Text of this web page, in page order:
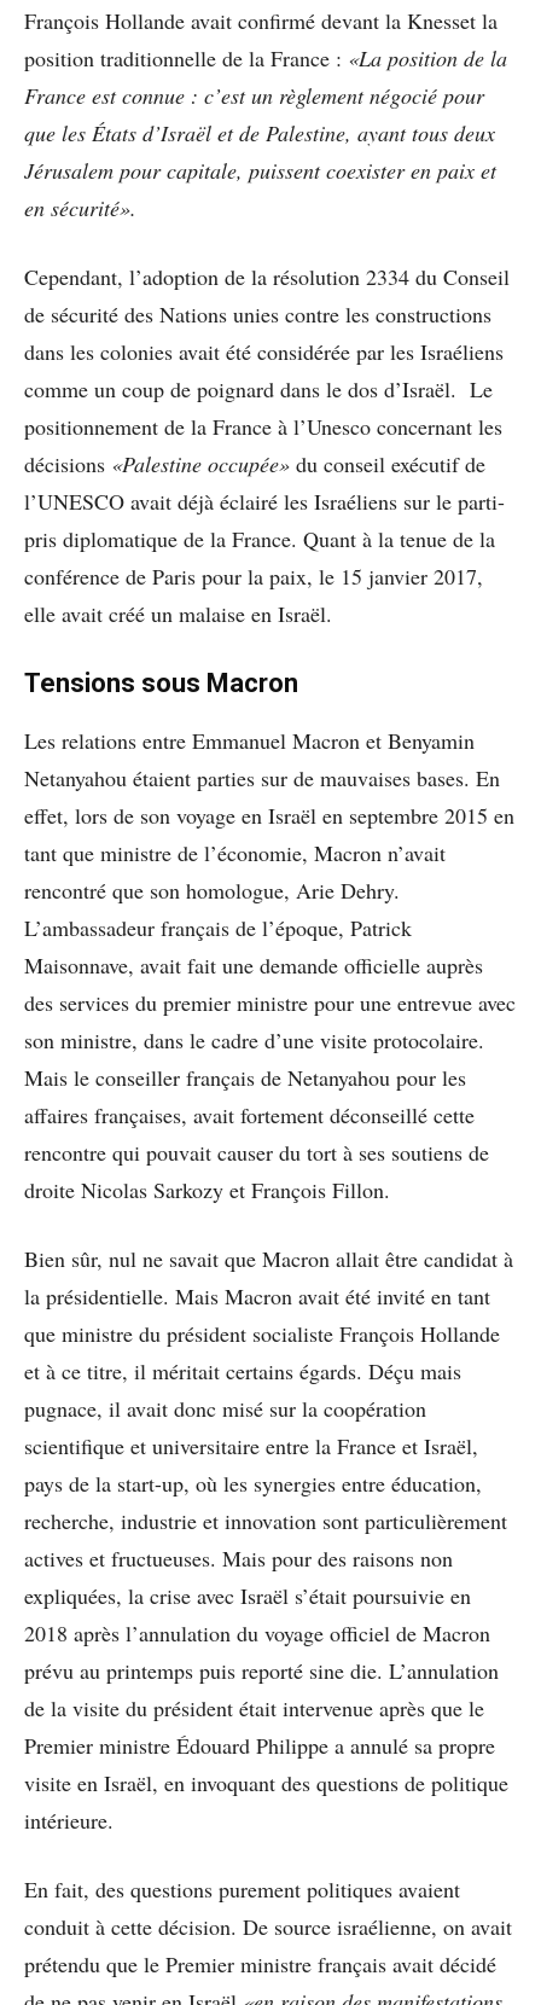
François Hollande avait confirmé devant la Knesset la
position traditionnelle de la France : «La position de la
France est connue : c’est un règlement négocié pour
que les États d’Israël et de Palestine, ayant tous deux
Jérusalem pour capitale, puissent coexister en paix et
en sécurité».
Cependant, l’adoption de la résolution 2334 du Conseil
de sécurité des Nations unies contre les constructions
dans les colonies avait été considérée par les Israéliens
comme un coup de poignard dans le dos d’Israël. Le
positionnement de la France à l’Unesco concernant les
décisions «Palestine occupée» du conseil exécutif de
l’UNESCO avait déjà éclairé les Israéliens sur le parti-
pris diplomatique de la France. Quant à la tenue de la
conférence de Paris pour la paix, le 15 janvier 2017,
elle avait créé un malaise en Israël.
Tensions sous Macron
Les relations entre Emmanuel Macron et Benyamin
Netanyahou étaient parties sur de mauvaises bases. En
effet, lors de son voyage en Israël en septembre 2015 en
tant que ministre de l’économie, Macron n’avait
rencontré que son homologue, Arie Dehry.
L’ambassadeur français de l’époque, Patrick
Maisonnave, avait fait une demande officielle auprès
des services du premier ministre pour une entrevue avec
son ministre, dans le cadre d’une visite protocolaire.
Mais le conseiller français de Netanyahou pour les
affaires françaises, avait fortement déconseillé cette
rencontre qui pouvait causer du tort à ses soutiens de
droite Nicolas Sarkozy et François Fillon.
Bien sûr, nul ne savait que Macron allait être candidat à
la présidentielle. Mais Macron avait été invité en tant
que ministre du président socialiste François Hollande
et à ce titre, il méritait certains égards. Déçu mais
pugnace, il avait donc misé sur la coopération
scientifique et universitaire entre la France et Israël,
pays de la start-up, où les synergies entre éducation,
recherche, industrie et innovation sont particulièrement
actives et fructueuses. Mais pour des raisons non
expliquées, la crise avec Israël s’était poursuivie en
2018 après l’annulation du voyage officiel de Macron
prévu au printemps puis reporté sine die. L’annulation
de la visite du président était intervenue après que le
Premier ministre Édouard Philippe a annulé sa propre
visite en Israël, en invoquant des questions de politique
intérieure.
En fait, des questions purement politiques avaient
conduit à cette décision. De source israélienne, on avait
prétendu que le Premier ministre français avait décidé